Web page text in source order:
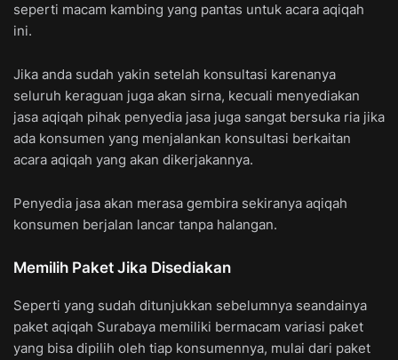
seperti macam kambing yang pantas untuk acara aqiqah
ini.
Jika anda sudah yakin setelah konsultasi karenanya
seluruh keraguan juga akan sirna, kecuali menyediakan
jasa aqiqah pihak penyedia jasa juga sangat bersuka ria jika
ada konsumen yang menjalankan konsultasi berkaitan
acara aqiqah yang akan dikerjakannya.
Penyedia jasa akan merasa gembira sekiranya aqiqah
konsumen berjalan lancar tanpa halangan.
Memilih Paket Jika Disediakan
Seperti yang sudah ditunjukkan sebelumnya seandainya
paket aqiqah Surabaya memiliki bermacam variasi paket
yang bisa dipilih oleh tiap konsumennya, mulai dari paket